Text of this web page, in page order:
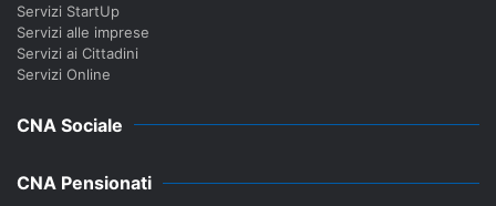
Servizi StartUp
Servizi alle imprese
Servizi ai Cittadini
Servizi Online
CNA Sociale
CNA Pensionati